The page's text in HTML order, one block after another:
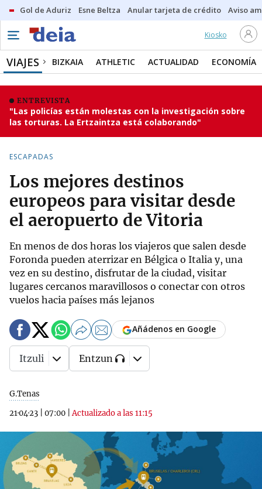
Gol de Aduriz Esne Beltza Anular tarjeta de crédito Aviso
Kiosko
VIAJES BIZKAIA ATHLETIC ACTUALIDAD ECONOMÍA
ENTREVISTA
"Las policías están molestas con la investigación sobre
las torturas. La Ertzaintza está colaborando"
ESCAPADAS
Los mejores destinos
europeos para visitar desde
el aeropuerto de Vitoria
En menos de dos horas los viajeros que salen desde
Foronda pueden aterrizar en Bélgica o Italia y, una
vez en su destino, disfrutar de la ciudad, visitar
lugares cercanos maravillosos o conectar con otros
vuelos hacia países más lejanos
G.Tenas
21·04·23
07:00 |Actualizado a las 11:15
Añádenos en Google
Itzuli Entzun